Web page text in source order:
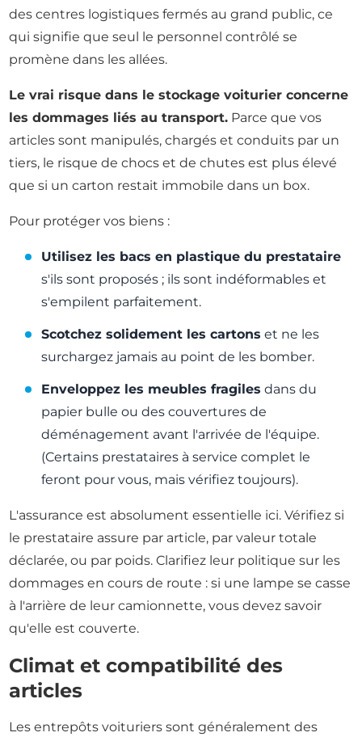
des centres logistiques fermés au grand public, ce
qui signifie que seul le personnel contrôlé se
promène dans les allées.
Le vrai risque dans le stockage voiturier concerne
les dommages liés au transport. Parce que vos
articles sont manipulés, chargés et conduits par un
tiers, le risque de chocs et de chutes est plus élevé
que si un carton restait immobile dans un box.
Pour protéger vos biens :
Utilisez les bacs en plastique du prestataire
s'ils sont proposés ; ils sont indéformables et
s'empilent parfaitement.
Scotchez solidement les cartons et ne les
surchargez jamais au point de les bomber.
Enveloppez les meubles fragiles dans du
papier bulle ou des couvertures de
déménagement avant l'arrivée de l'équipe.
(Certains prestataires à service complet le
feront pour vous, mais vérifiez toujours).
L'assurance est absolument essentielle ici. Vérifiez si
le prestataire assure par article, par valeur totale
déclarée, ou par poids. Clarifiez leur politique sur les
dommages en cours de route : si une lampe se casse
à l'arrière de leur camionnette, vous devez savoir
qu'elle est couverte.
Climat et compatibilité des
articles
Les entrepôts voituriers sont généralement des